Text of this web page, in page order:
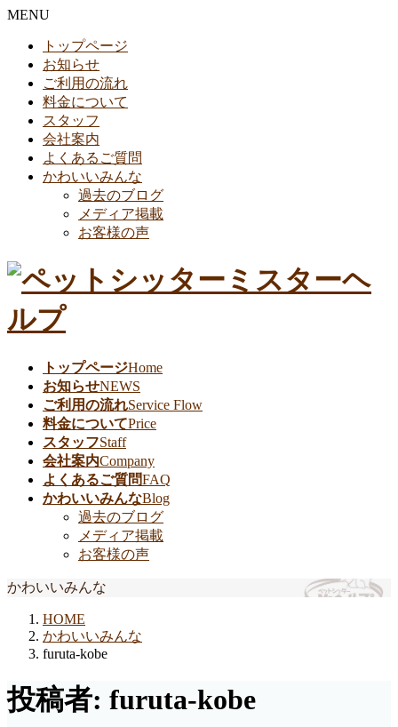
MENU
トップページ
お知らせ
ご利用の流れ
料金について
スタッフ
会社案内
よくあるご質問
かわいいみんな
過去のブログ
メディア掲載
お客様の声
トップページHome
お知らせNEWS
ご利用の流れService Flow
料金についてPrice
スタッフStaff
会社案内Company
よくあるご質問FAQ
かわいいみんなBlog
過去のブログ
メディア掲載
お客様の声
かわいいみんな
HOME
かわいいみんな
furuta-kobe
投稿者: furuta-kobe